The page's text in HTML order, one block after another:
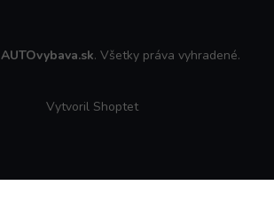
AUTOvybava.sk. Všetky práva vyhradené.
Vytvoril Shoptet